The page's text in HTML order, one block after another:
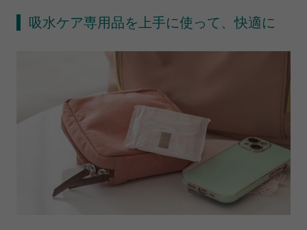
吸水ケア専用品を上手に使って、快適に